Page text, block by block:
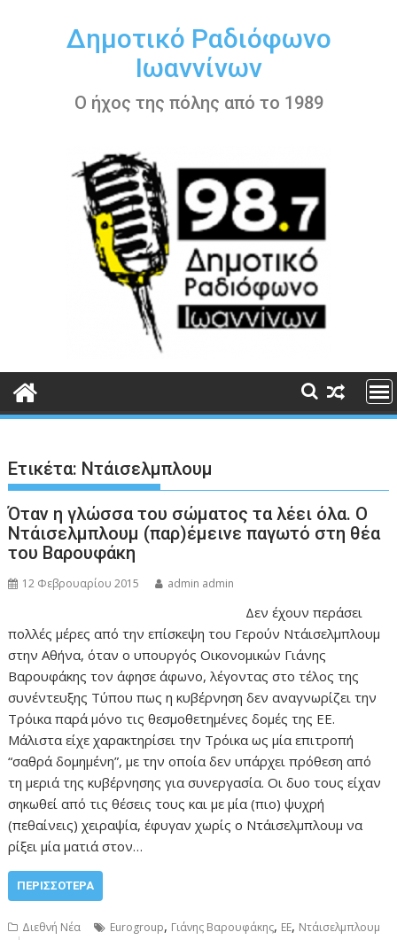
περιεχόμενοΔημοτικό Ραδιόφωνο
Ιωαννίνων
Ο ήχος της πόλης από το 1989
Ετικέτα: Ντάισελμπλουμ
Όταν η γλώσσα του σώματος τα λέει όλα. Ο
Ντάισελμπλουμ (παρ)έμεινε παγωτό στη θέα
του Βαρουφάκη
12 Φεβρουαρίου 2015 admin admin
Δεν έχουν περάσει
πολλές μέρες από την επίσκεψη του Γερούν Ντάισελμπλουμ
στην Αθήνα, όταν ο υπουργός Οικονομικών Γιάνης
Βαρουφάκης τον άφησε άφωνο, λέγοντας στο τέλος της
συνέντευξης Τύπου πως η κυβέρνηση δεν αναγνωρίζει την
Τρόικα παρά μόνο τις θεσμοθετημένες δομές της ΕΕ.
Μάλιστα είχε χαρακτηρίσει την Τρόικα ως μία επιτροπή
“σαθρά δομημένη”, με την οποία δεν υπάρχει πρόθεση από
τη μεριά της κυβέρνησης για συνεργασία. Οι δυο τους είχαν
σηκωθεί από τις θέσεις τους και με μία (πιο) ψυχρή
(πεθαίνεις) χειραψία, έφυγαν χωρίς ο Ντάισελμπλουμ να
ρίξει μία ματιά στον…
ΠΕΡΙΣΣΌΤΕΡΑ
Διεθνή Νέα Eurogroup, Γιάνης Βαρουφάκης, ΕΕ, Ντάισελμπλουμ